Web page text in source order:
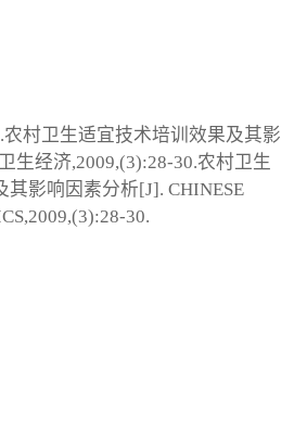
村卫生适宜技术培训效果及其影
生经济,2009,(3):28-30.农村卫生
其影响因素分析[J]. CHINESE
30.